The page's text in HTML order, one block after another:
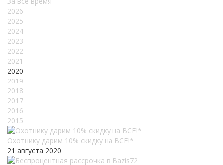
2026
2025
2024
2023
2022
2021
2020
2019
2018
2017
2016
2015
Охотнику дарим 10% скидку на ВСЁ!*
21 августа 2020